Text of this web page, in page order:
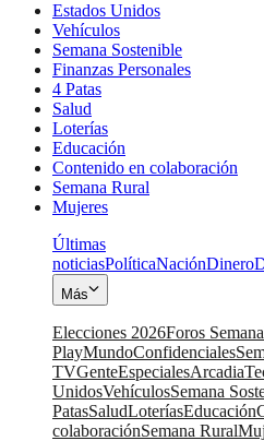
Estados Unidos
Vehículos
Semana Sostenible
Finanzas Personales
4 Patas
Salud
Loterías
Educación
Contenido en colaboración
Semana Rural
Mujeres
Últimas
noticiasPolíticaNaciónDinero
Más
Elecciones 2026Foros Semana
PlayMundoConfidenciales
TVGenteEspecialesArcadia
UnidosVehículosSemana
PatasSaludLoteríasEducación
colaboraciónSemana Rural